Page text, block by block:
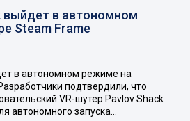
выйдет в автономном
Steam Frame
в автономном режиме на
подтвердили, что
VR-шутер Pavlov Shack
автономного запуска…